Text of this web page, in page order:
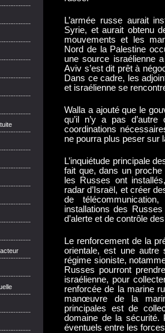
L’armée russe aurait
Syrie, et aurait obtenu
mouvements et les
Nord de la Palestine
une source israélienne
Aviv s’est dit prêt à
Dans ce cadre, les
et israélienne se
Walla a ajouté que le
qu’il n’y a pas
coordinations
ne pourra plus peser sur
L’inquiétude principale
fait que, dans un
les Russes ont
radar d’Israël, et créer
de
installations des
d’alerte et de contrôle
Le renforcement de la
orientale, est une autre
régime sioniste,
Russes pourront
israélienne, pour
renforcée de la marine
manœuvre de la
principales est de
domaine de la sécurité.
éventuels entre les